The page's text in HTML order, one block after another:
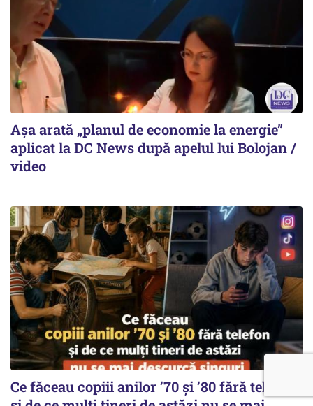
Așa arată „planul de economie la energie”
aplicat la DC News după apelul lui Bolojan /
video
Ce făceau copiii anilor ’70 și ’80 fără telefon